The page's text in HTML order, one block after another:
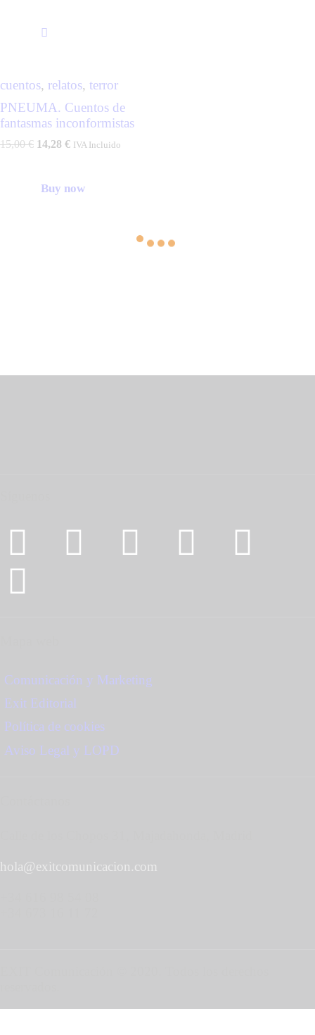
cuentos, relatos, terror
PNEUMA. Cuentos de
fantasmas inconformistas
15,00€ 14,28 € IVA Incluido
Buy now
Comunicación y Marketing
Exit Editorial
Política de cookies
Aviso Legal y LOPD
hola@exitcomunicacion.com